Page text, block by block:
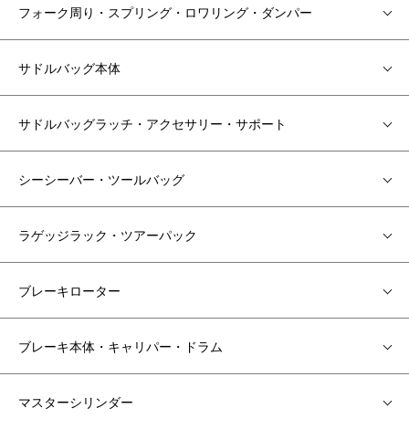
フォーク周り・スプリング・ロワリング・ダンパー
サドルバッグ本体
サドルバッグラッチ・アクセサリー・サポート
シーシーバー・ツールバッグ
ラゲッジラック・ツアーパック
ブレーキローター
ブレーキ本体・キャリパー・ドラム
マスターシリンダー